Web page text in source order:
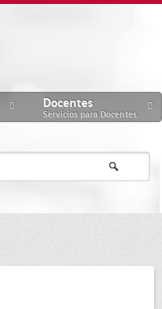
Docentes
Servicios para Docentes